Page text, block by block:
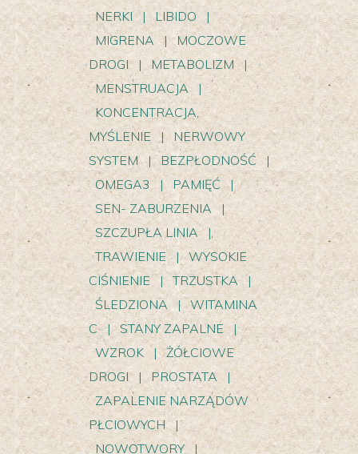
NERKI
| LIBIDO
|
MIGRENA
|
MOCZOWE
DROGI | METABOLIZM
|
MENSTRUACJA
|
KONCENTRACJA,
MYŚLENIE
|
NERWOWY
SYSTEM
| BEZPŁODNOŚĆ
|
OMEGA3
| PAMIĘĆ
|
SEN- ZABURZENIA
|
SZCZUPŁA LINIA
|
TRAWIENIE
|
WYSOKIE
CIŚNIENIE | TRZUSTKA
|
ŚLEDZIONA
|
WITAMINA
C
| STANY ZAPALNE
|
WZROK
|
ŻÓŁCIOWE
DROGI
| PROSTATA
|
ZAPALENIE NARZĄDÓW
PŁCIOWYCH |
NOWOTWORY |